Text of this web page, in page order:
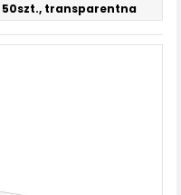
50szt., transparentna